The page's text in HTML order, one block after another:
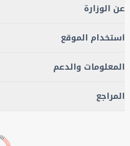
عن الوزارة
استخدام الموقع
المعلومات والدعم
المراجع